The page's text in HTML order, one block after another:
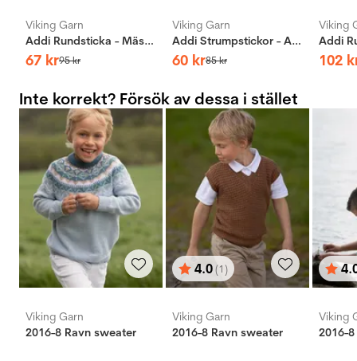
Viking Garn
Addi Rundsticka - Mässing
67 kr95kr
Viking Garn
Addi Strumpstickor - Aluminium
60 kr85kr
Viking
102
Inte korrekt? Försök av dessa i stället
Viking Garn
2016-8 Ravn sweater
Betyg:
4.0(1)
utav 5 stjärnor
Viking Garn
2016-8 Ravn sweater
utav
Viking
2016-